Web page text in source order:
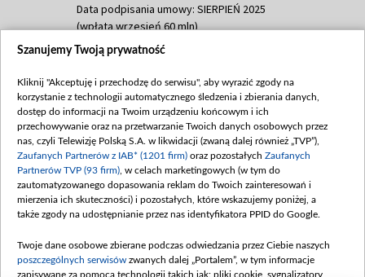
Data podpisania umowy: SIERPIEŃ 2025
(wpłata wrzesień 60 mln)
Dofinansowanie 635 783 051,21 PLN
(wpłata wrzesień 100 mln, październik 350
mln, listopad 265 mln)
Dofinansowanie 48 862 000,00 PLN
Data podpisania umowy: GRUDZIEŃ 2025
(wpłata grudzień 60,548 mln)
Dofinansowanie 900 000 000,00 PLN
Data podpisania umowy: LUTY 2026 (wpłata
kwiecień 180 mln, 7 maja 180 mln, 8
czerwca 90 mln)
Szanujemy Twoją prywatność
Kliknij "Akceptuję i przechodzę do serwisu", aby wyrazić zgody na
korzystanie z technologii automatycznego śledzenia i zbierania danych,
dostęp do informacji na Twoim urządzeniu końcowym i ich
przechowywanie oraz na przetwarzanie Twoich danych osobowych przez
nas, czyli Telewizję Polską S.A. w likwidacji (zwaną dalej również „TVP”),
Zaufanych Partnerów z IAB* (1201 firm) oraz pozostałych Zaufanych
Partnerów TVP (93 firm) , w celach marketingowych (w tym do
zautomatyzowanego dopasowania reklam do Twoich zainteresowań i
mierzenia ich skuteczności) i pozostałych, które wskazujemy poniżej, a
także zgody na udostępnianie przez nas identyfikatora PPID do Google.
Twoje dane osobowe zbierane podczas odwiedzania przez Ciebie naszych
poszczególnych serwisów zwanych dalej „Portalem”, w tym informacje
zapisywane za pomocą technologii takich jak: pliki cookie, sygnalizatory